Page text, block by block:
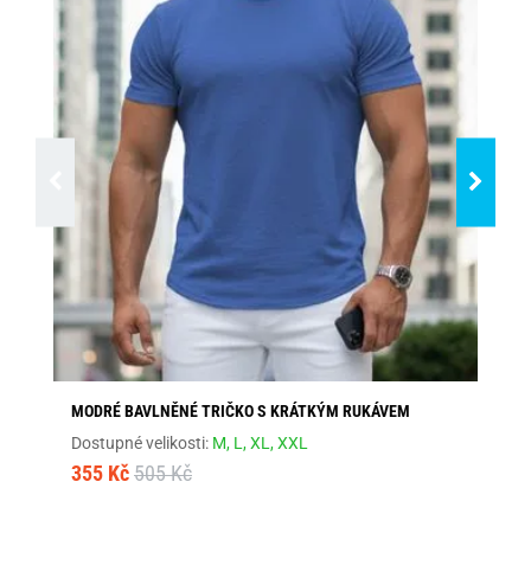
MODRÉ BAVLNĚNÉ TRIČKO S KRÁTKÝM RUKÁVEM
Dostupné velikosti: M, L,XL,XXL
355 Kč 505 Kč